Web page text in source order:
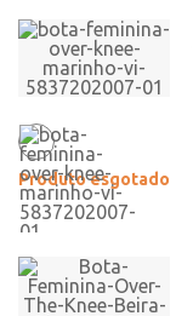
Produto esgotado